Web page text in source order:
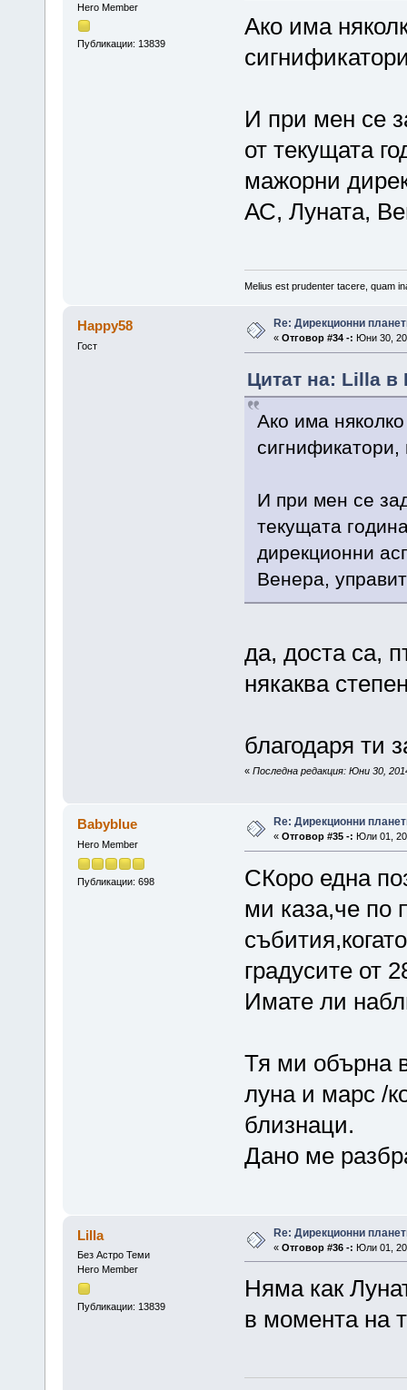
Hero Member
Публикации: 13839
Ако има
И при мен се
от текущата
мажорни
АС, Луната,
Melius est prudenter tacere, quam
Happy58
Гост
Re: Дирекционни
« Отговор #34 -: Юни 30,
Цитат на: Lilla в
Ако има
И при мен се
текущата
дирекционни
Венера,
да, доста са,
някаква
благодаря ти
« Последна редакция: Юни 30,
Babyblue
Hero Member
Публикации: 698
Re: Дирекционни
« Отговор #35 -: Юли 01,
СКоро една
ми каза,че по
градусите от
Имате ли
Тя ми обърна
луна и марс /
близнаци.
Дано ме
Lilla
Без Астро Теми
Hero Member
Публикации: 13839
Re: Дирекционни
« Отговор #36 -: Юли 01,
Няма как
в момента на